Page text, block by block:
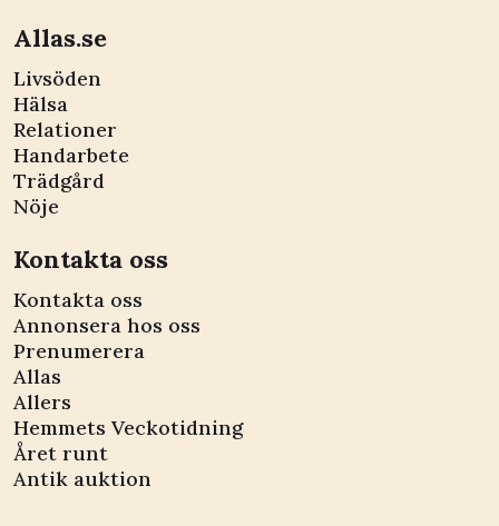
Allas.se
Livsöden
Hälsa
Relationer
Handarbete
Trädgård
Nöje
Kontakta oss
Kontakta oss
Annonsera hos oss
Prenumerera
Allas
Allers
Hemmets Veckotidning
Året runt
Antik auktion